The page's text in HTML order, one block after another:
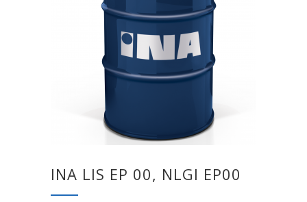
INA LIS EP 00, NLGI EP00